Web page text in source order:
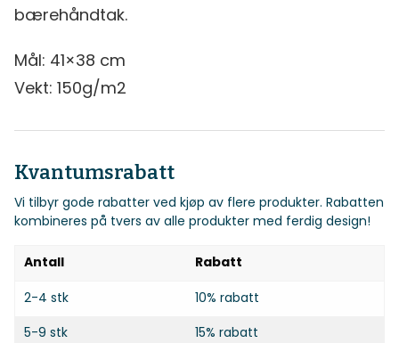
bærehåndtak.
Mål: 41×38 cm
Vekt: 150g/m2
Kvantumsrabatt
Vi tilbyr gode rabatter ved kjøp av flere produkter. Rabatten
kombineres på tvers av alle produkter med ferdig design!
Antall
Rabatt
2-4 stk
10% rabatt
5-9 stk
15% rabatt